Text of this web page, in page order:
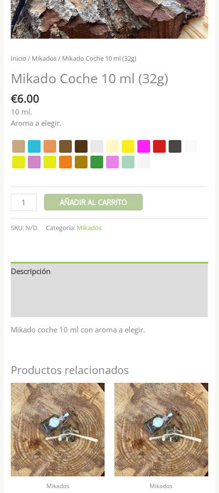
Inicio / Mikados/ Mikado Coche 10 ml (32g)
Mikado Coche 10 ml (32g)
€6.00
10 ml.
Aroma a elegir.
AÑADIR AL CARRITO
SKU: N/D Categoría: Mikados
Descripción
Mikado coche 10 ml con aroma a elegir.
Productos relacionados
Mikados Mikados